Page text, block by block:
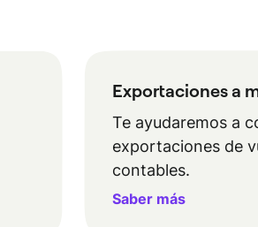
Exportaciones a
Te ayudaremos a
exportaciones de
contables.
Saber más